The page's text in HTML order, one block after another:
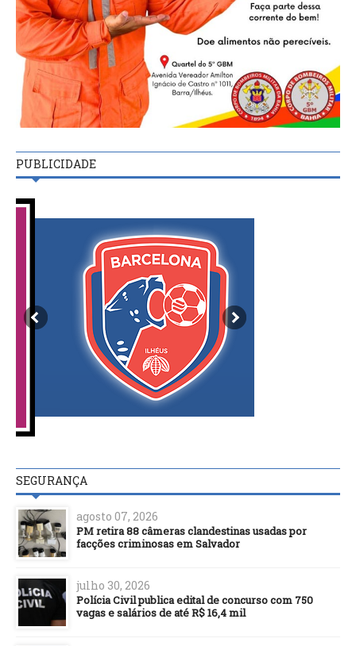
PUBLICIDADE
SEGURANÇA
agosto 07, 2026
PM retira 88 câmeras clandestinas usadas por
facções criminosas em Salvador
julho 30, 2026
Polícia Civil publica edital de concurso com 750
vagas e salários de até R$ 16,4 mil